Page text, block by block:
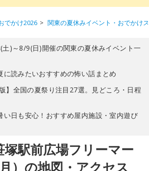
でかけ2026 関東の夏休みイベント・おでかけ
土)～8/9(日)開催の関東の夏休みイベント一
に読みたいおすすめの怖い話まとめ
】全国の夏祭り注目27選。見どころ・日程
い日も安心！おすすめ屋内施設・室内遊び
駅前広場フリーマー
）の地図・アクセス